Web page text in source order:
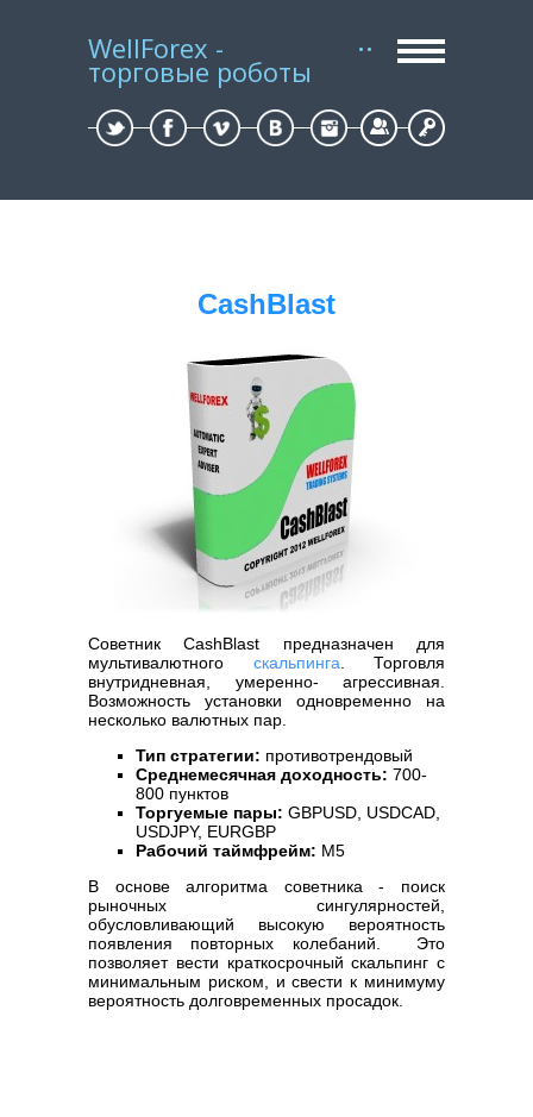
WellForex -
торговые роботы
Регистрация
CashBlast
Советник CashBlast предназначен для
мультивалютного скальпинга . Торговля
внутридневная, умеренно- агрессивная.
Возможность установки одновременно на
несколько валютных пар.
Тип стратегии: противотрендовый
Среднемесячная доходность: 700-
800 пунктов
Торгуемые пары: GBPUSD, USDCAD,
USDJPY, EURGBP
Рабочий таймфрейм: M5
В основе алгоритма советника - поиск
рыночных сингулярностей,
обусловливающий высокую вероятность
появления повторных колебаний.
Это
позволяет вести краткосрочный скальпинг с
минимальным риском, и свести к минимуму
вероятность долговременных просадок.